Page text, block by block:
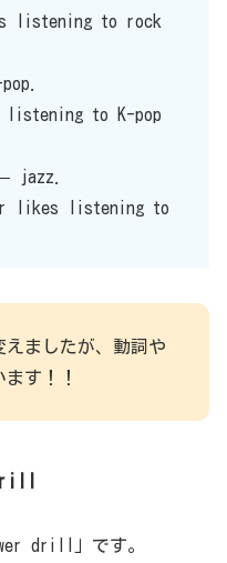
to rock
to K-pop
listening to
ましたが、動詞や
す！！
drill」です。